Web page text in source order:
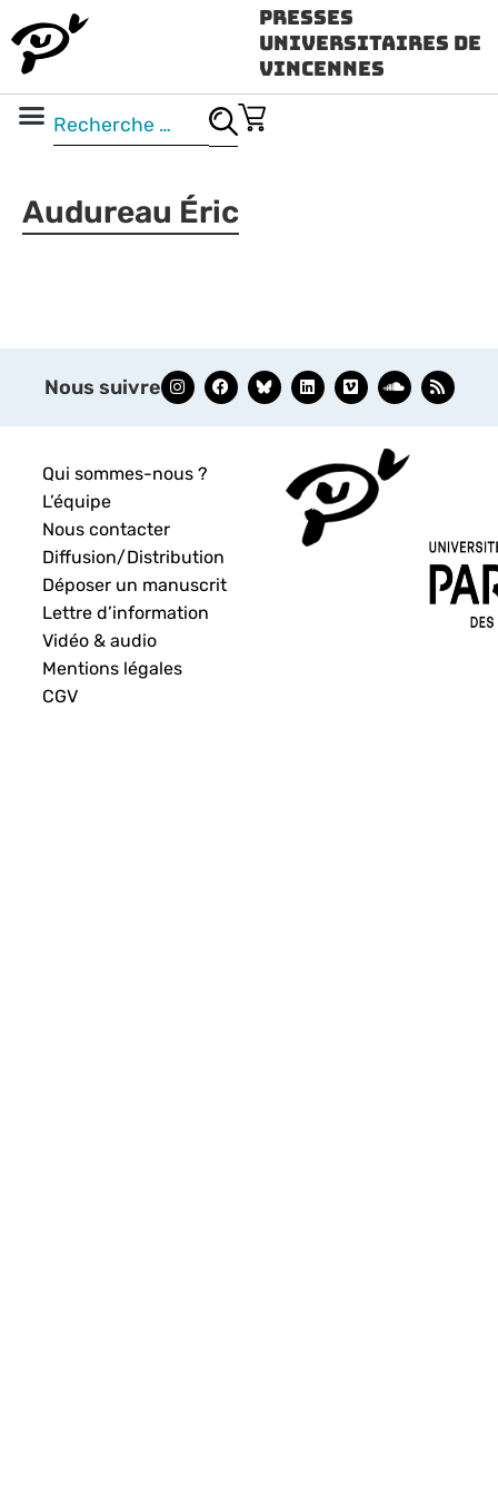
Presses
Universitaires de
Vincennes
Audureau Éric
Nous suivre
Qui sommes-nous ?
L’équipe
Nous contacter
Diffusion/Distribution
Déposer un manuscrit
Lettre d’information
Vidéo & audio
Mentions légales
CGV